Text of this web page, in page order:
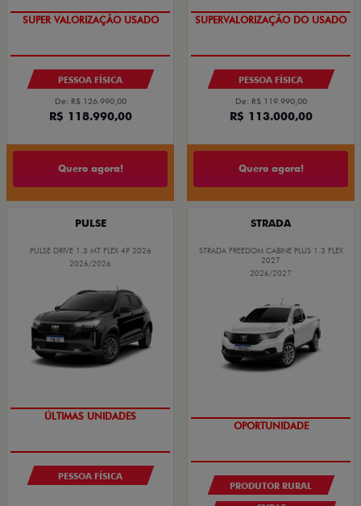
VEÍCULO A PRONTA ENTREGA
PESSOA FÍSICA
De: R$ 126.990,00
R$ 118.990,00
Quero agora!
OPORTUNIDADE
PESSOA FÍSICA
De: R$ 119.990,00
R$ 113.000,00
Quero agora!
PULSE
PULSE DRIVE 1.3 MT FLEX 4P 2026
2026/2026
GRANDE CHANCE FIAT
PESSOA FÍSICA
STRADA
STRADA FREEDOM CABINE PLUS 1.3 FLEX
2027
2026/2027
TAXA 0,99%
PRODUTOR RURAL